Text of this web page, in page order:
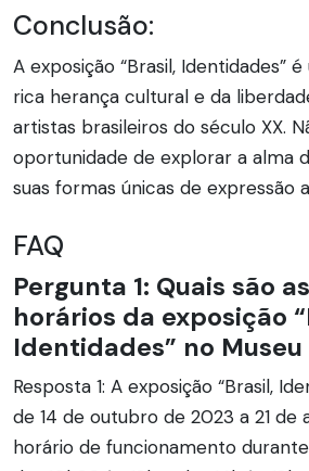
Conclusão:
A exposição “Brasil, Identidades”
rica herança cultural e da
artistas brasileiros do século XX.
oportunidade de explorar a alma
suas formas únicas de expressão
FAQ
Pergunta 1: Quais são
horários da exposição
Identidades” no
Resposta 1: A exposição “Brasil,
de 14 de outubro de 2023 a 21 de
horário de funcionamento